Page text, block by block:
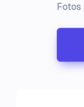
Fotos